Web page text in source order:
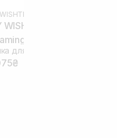
WISHTREND Green
Wash 140 мл